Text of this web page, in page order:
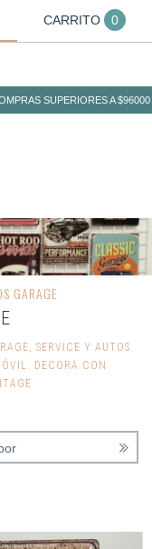
CARRITO 0
SUPERIORES A $96000
GARAGE
SERVICE Y AUTOS.
DECORA CON